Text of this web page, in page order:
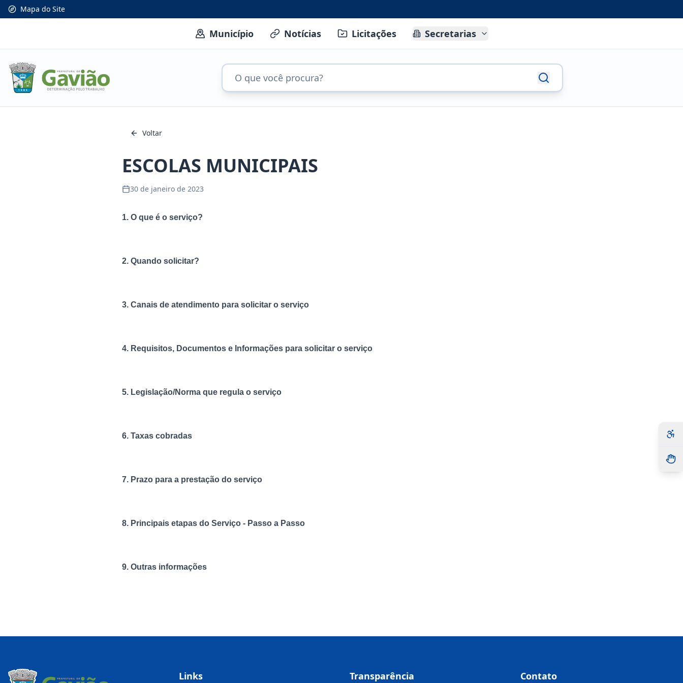
Mapa do Site
Município Notícias Licitações Secretarias
Voltar
ESCOLAS MUNICIPAIS
30 de janeiro de 2023
1. O que é o serviço?
2. Quando solicitar?
3. Canais de atendimento para solicitar o serviço
4. Requisitos, Documentos e Informações para solicitar o serviço
5. Legislação/Norma que regula o serviço
6. Taxas cobradas
7. Prazo para a prestação do serviço
8. Principais etapas do Serviço - Passo a Passo
9. Outras informações
Links Transparência Contato